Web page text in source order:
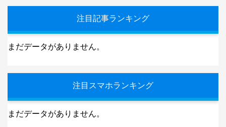
注目記事ランキング
まだデータがありません。
注目スマホランキング
まだデータがありません。